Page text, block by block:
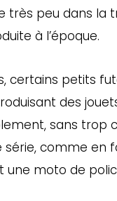
très peu dans la
à l’époque.
certains petits
des
sans trop
comme en
une moto de